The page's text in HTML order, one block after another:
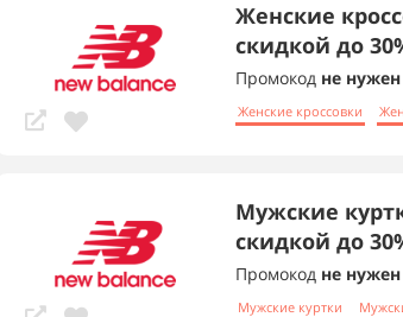
Женские
скидкой до
Промокод не нужен
Женские кроссовки
Мужские
скидкой до
Промокод не нужен
Мужские куртки